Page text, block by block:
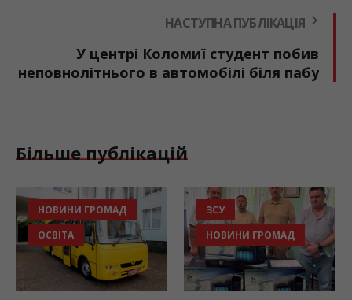
НАСТУПНА ПУБЛІКАЦІЯ
У центрі Коломиї студент побив
неповнолітнього в автомобілі біля пабу
Більше публікацій
НОВИНИ ГРОМАД
ОСВІТА
ЗСУ
НОВИНИ ГРОМАД